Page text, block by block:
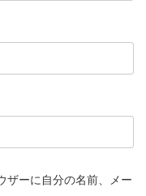
ザーに自分の名前、メー